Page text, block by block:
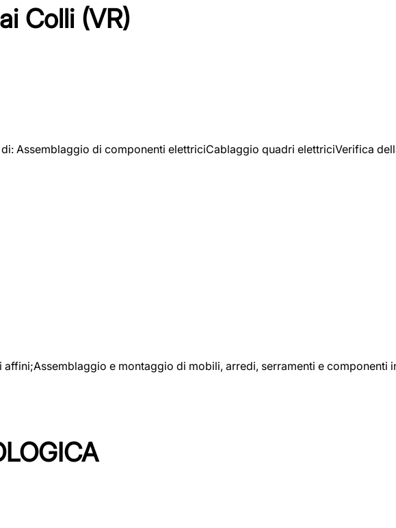
Colli (VR)
Assemblaggio di componenti elettriciCablaggio quadri elettriciVerifica
e montaggio di mobili, arredi, serramenti e componenti